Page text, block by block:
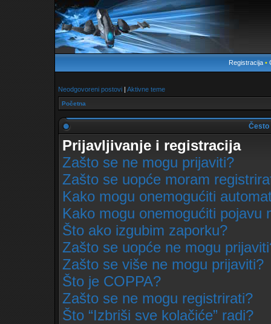
Registracija•
Neodgovoreni postovi | Aktivne teme
Početna
Često
Prijavljivanje i registracija
Zašto se ne mogu prijaviti?
Zašto se uopće moram
Kako mogu onemogućiti
Kako mogu onemogućiti pojavu
Što ako izgubim zaporku?
Zašto se uopće ne mogu
Zašto se više ne mogu prijaviti?
Što je COPPA?
Zašto se ne mogu registrirati?
Što “Izbriši sve kolačiće” radi?